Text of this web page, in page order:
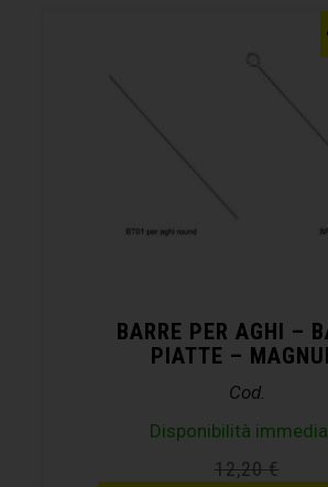
BARRE PER AGHI –
PIATTE –
Cod.
Disponibilità
12,20€